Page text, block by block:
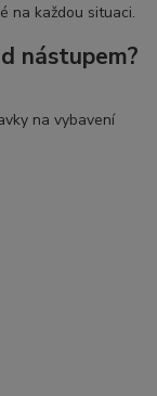
na každou situaci.
nástupem?
na vybavení